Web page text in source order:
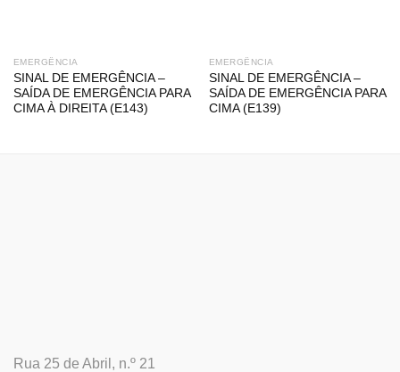
EMERGÊNCIA
SINAL DE EMERGÊNCIA –
SAÍDA DE EMERGÊNCIA PARA
CIMA À DIREITA (E143)
EMERGÊNCIA
SINAL DE EMERGÊNCIA –
SAÍDA DE EMERGÊNCIA PARA
CIMA (E139)
Rua 25 de Abril, n.º 21